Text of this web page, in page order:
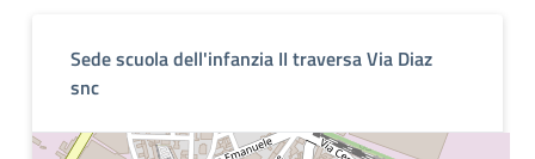
Sede scuola dell'infanzia II traversa Via Diaz
snc